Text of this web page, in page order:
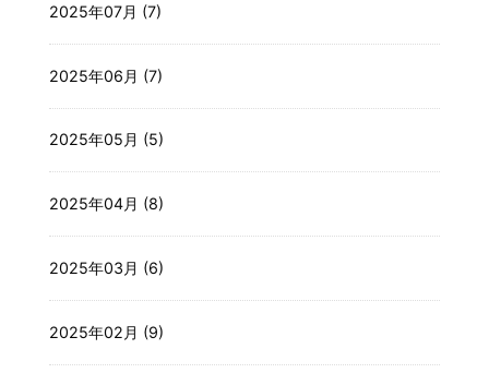
2025年07月 (7)
2025年06月 (7)
2025年05月 (5)
2025年04月 (8)
2025年03月 (6)
2025年02月 (9)